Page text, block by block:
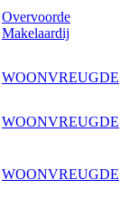
Overvoorde
Makelaardij
WOONVREUGDE
WOONVREUGDE
WOONVREUGDE